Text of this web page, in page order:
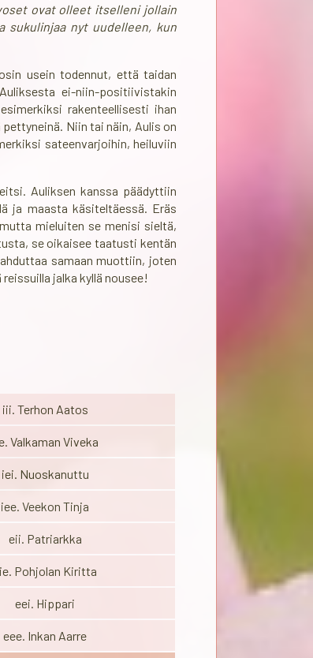
ovat olleet itselleni jollain
sukulinjaa nyt uudelleen, kun
usein todennut, että taidan
ei-niin-positiivistakin
rakenteellisesti ihan
Niin tai näin, Aulis on
sateenvarjoihin, heiluviin
Auliksen kanssa päädyttiin
ja maasta käsiteltäessä. Eräs
mieluiten se menisi sieltä,
se oikaisee taatusti kentän
samaan muottiin, joten
jalka kyllä nousee!
iii. Terhon Aatos
Valkaman Viveka
iei. Nuoskanuttu
iee. Veekon Tinja
eii. Patriarkka
Pohjolan Kiritta
eei. Hippari
eee. Inkan Aarre